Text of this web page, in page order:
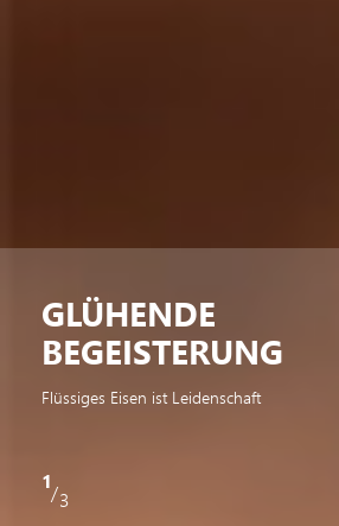
GLÜHENDE
BEGEISTERUNG
Flüssiges Eisen ist Leidenschaft
1/3